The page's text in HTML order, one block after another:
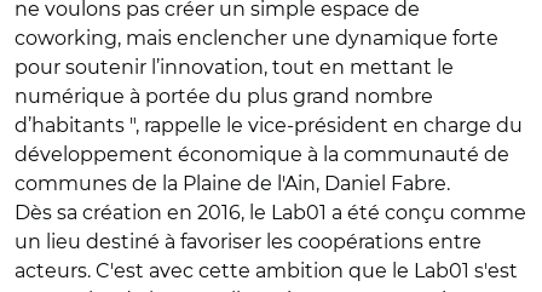
ne voulons pas créer un simple espace de
coworking, mais enclencher une dynamique forte
pour soutenir l’innovation, tout en mettant le
numérique à portée du plus grand nombre
d’habitants ", rappelle le vice-président en charge du
développement économique à la communauté de
communes de la Plaine de l'Ain, Daniel Fabre.
Dès sa création en 2016, le Lab01 a été conçu comme
un lieu destiné à favoriser les coopérations entre
acteurs. C'est avec cette ambition que le Lab01 s'est